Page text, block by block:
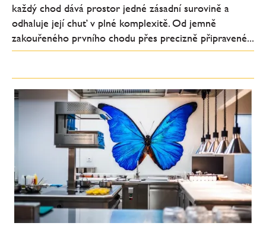
každý chod dává prostor jedné zásadní surovině a
odhaluje její chuť v plné komplexitě. Od jemně
zakouřeného prvního chodu přes precizně připravené...